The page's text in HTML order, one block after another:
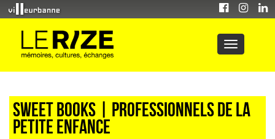
Sweet Books | professionnels de la
petite enfance